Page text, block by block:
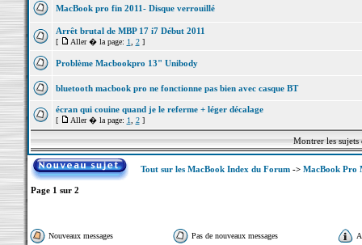
MacBook pro fin 2011- Disque verrouillé
Arrêt brutal de MBP 17 i7 Début 2011
[ Aller � la page: 1 2]
Problème Macbookpro 13" Unibody
bluetooth macbook pro ne fonctionne pas bien avec casque BT
écran qui couine quand je le referme + léger décalage
[ Aller � la page: 1 2]
Montrer les
Tout sur les MacBook Index du Forum-> MacBook Pro
Page 1 sur 2
Nouveaux messages Pas de nouveaux messages